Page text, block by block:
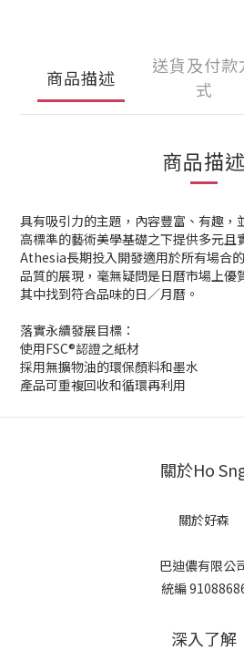
商品描述
送貨及付款
式
商品描述
具有吸引力的主題，內容豐富、有趣，
高標準的藝術美學基礎之下提供多元且
Athesia長期投入開發適用於所有場合
品質的展現，毫無疑問是日曆市場上優
其中找到符合品味的日／月曆。
落實永續發展目標：
使用FSC®認證之紙材
採用無擴物油的環保顏料和墨水
產品可重複回收和循環再利用
關於Ho
關於好森
巴迪儂有限公
統編
深入了解